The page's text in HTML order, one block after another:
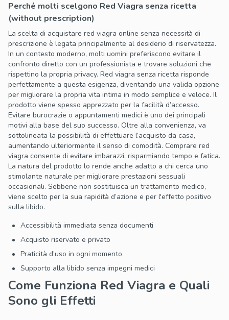
Perché molti scelgono Red Viagra senza ricetta
(without prescription)
La scelta di acquistare red viagra online senza necessità di
prescrizione è legata principalmente al desiderio di riservatezza.
In un contesto moderno, molti uomini preferiscono evitare il
confronto diretto con un professionista e trovare soluzioni che
rispettino la propria privacy. Red viagra senza ricetta risponde
perfettamente a questa esigenza, diventando una valida opzione
per migliorare la propria vita intima in modo semplice e veloce. Il
prodotto viene spesso apprezzato per la facilità d’accesso.
Evitare burocrazie o appuntamenti medici è uno dei principali
motivi alla base del suo successo. Oltre alla convenienza, va
sottolineata la possibilità di effettuare l’acquisto da casa,
aumentando ulteriormente il senso di comodità. Comprare red
viagra consente di evitare imbarazzi, risparmiando tempo e fatica.
La natura del prodotto lo rende anche adatto a chi cerca uno
stimolante naturale per migliorare prestazioni sessuali
occasionali. Sebbene non sostituisca un trattamento medico,
viene scelto per la sua rapidità d’azione e per l'effetto positivo
sulla libido.
Accessibilità immediata senza documenti
Acquisto riservato e privato
Praticità d’uso in ogni momento
Supporto alla libido senza impegni medici
Come Funziona Red Viagra e Quali
Sono gli Effetti